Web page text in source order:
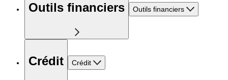
Outils financiers Outils financiers
Crédit Crédit